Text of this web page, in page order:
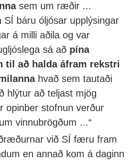
sem um ræðir ...
SÍ báru óljósar upplýsingar
á milli aðila og var
sá að pína
til að halda áfram rekstri
hvað sem tautaði
hlýtur að teljast mjög
opinber stofnun verður
vinnubrögðum ...“
við SÍ færu fram
en annað kom á daginn